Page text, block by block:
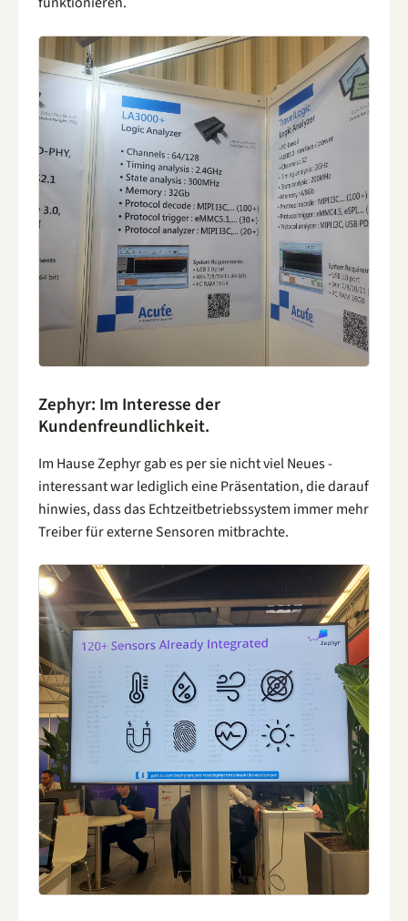
Zephyr: Im Interesse der
Kundenfreundlichkeit.
Im Hause Zephyr gab es per sie nicht viel Neues -
interessant war lediglich eine Präsentation, die darauf
hinwies, dass das Echtzeitbetriebssystem immer mehr
Treiber für externe Sensoren mitbrachte.